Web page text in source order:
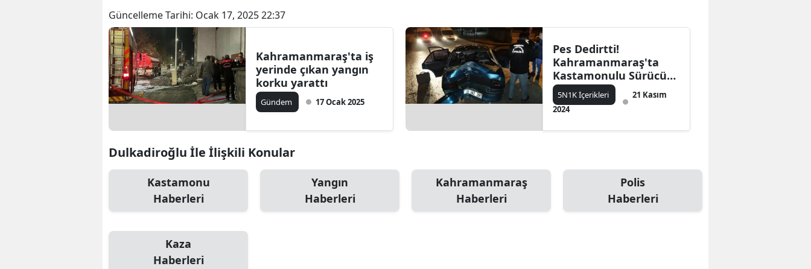
Artvin
Balıkesir
Bilecik
Bursa
Güncelleme Tarihi: Ocak 17, 2025 22:37
Kahramanmaraş'ta iş
yerinde çıkan yangın
korku yarattı
Gündem 17 Ocak 2025
Pes Dedirtti!
Kahramanmaraş'ta
Kastamonulu Sürücü
Dehşeti
5N1K İçerikleri
21 Kasım
2024
Dulkadiroğlu İle İlişkili Konular
Kastamonu
Haberleri
Yangın
Haberleri
Kahramanmaraş
Haberleri
Polis
Haberleri
Kaza
Haberleri